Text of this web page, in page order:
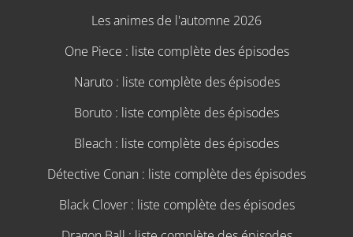
Les animes de l'automne 2026
One Piece : liste complète des épisodes
Naruto : liste complète des épisodes
Boruto : liste complète des épisodes
Bleach : liste complète des épisodes
Détective Conan : liste complète des épisodes
Black Clover : liste complète des épisodes